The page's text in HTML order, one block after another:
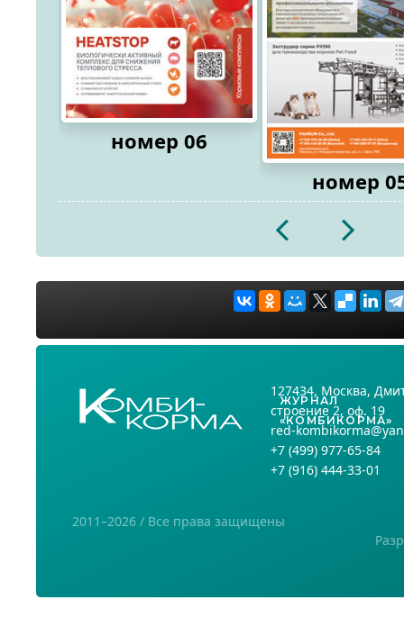
номер 06
номер
2026
ЖУРНАЛ
«КОМБИКОРМА»
127434, Москва,
строение 2, оф. 19
red-
+7 (499) 977-65-84
+7 (916) 444-33-01
2011–2026 / Все права защищены